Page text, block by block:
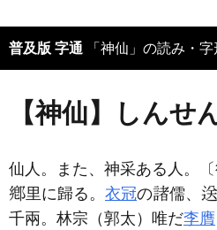
普及版 字通 「神仙」の読み・
【神仙】しんせ
仙人。また、神采ある人。
里に歸る。 衣冠の 儒、
千兩。林宗（郭太）唯だ李膺